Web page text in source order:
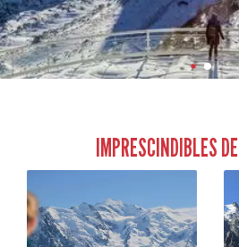
IMPRESCINDIBLES